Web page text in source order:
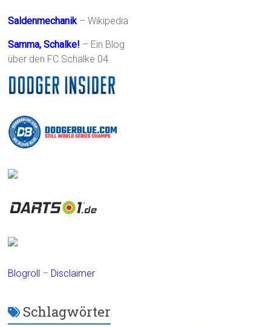
Saldenmechanik– Wikipedia
Samma, Schalke! – Ein Blog
über den FC Schalke 04
Blogroll – Disclaimer
Schlagwörter